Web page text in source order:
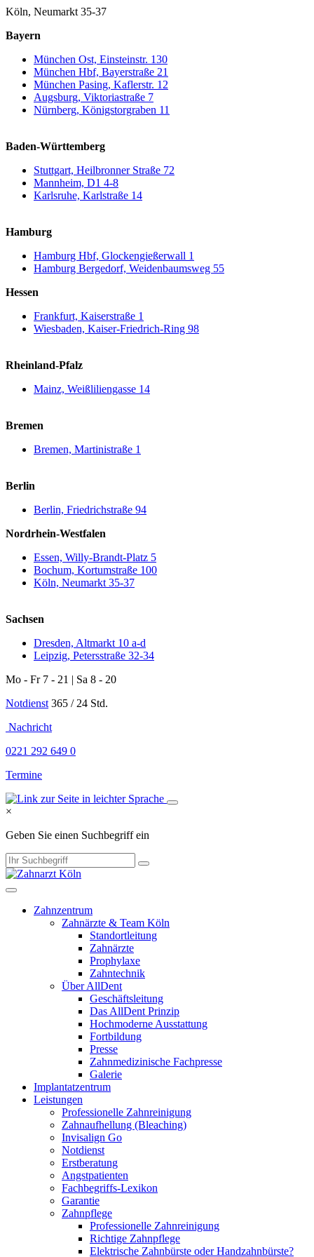
Köln, Neumarkt 35-37
Bayern
München Ost, Einsteinstr. 130
München Hbf, Bayerstraße 21
München Pasing, Kaflerstr. 12
Augsburg, Viktoriastraße 7
Nürnberg, Königstorgraben 11
Baden-Württemberg
Stuttgart, Heilbronner Straße 72
Mannheim, D1 4-8
Karlsruhe, Karlstraße 14
Hamburg
Hamburg Hbf, Glockengießerwall 1
Hamburg Bergedorf, Weidenbaumsweg 55
Hessen
Frankfurt, Kaiserstraße 1
Wiesbaden, Kaiser-Friedrich-Ring 98
Rheinland-Pfalz
Mainz, Weißliliengasse 14
Bremen
Bremen, Martinistraße 1
Berlin
Berlin, Friedrichstraße 94
Nordrhein-Westfalen
Essen, Willy-Brandt-Platz 5
Bochum, Kortumstraße 100
Köln, Neumarkt 35-37
Sachsen
Dresden, Altmarkt 10 a-d
Leipzig, Petersstraße 32-34
Mo - Fr 7 - 21 | Sa 8 - 20
Notdienst 365 / 24 Std.
Nachricht
0221 292 649 0
Termine
×
Geben Sie einen Suchbegriff ein
Zahnzentrum
Zahnärzte & Team Köln
Standortleitung
Zahnärzte
Prophylaxe
Zahntechnik
Über AllDent
Geschäftsleitung
Das AllDent Prinzip
Hochmoderne Ausstattung
Fortbildung
Presse
Zahnmedizinische Fachpresse
Galerie
Implantatzentrum
Leistungen
Professionelle Zahnreinigung
Zahnaufhellung (Bleaching)
Invisalign Go
Notdienst
Erstberatung
Angstpatienten
Fachbegriffs-Lexikon
Garantie
Zahnpflege
Professionelle Zahnreinigung
Richtige Zahnpflege
Elektrische Zahnbürste oder Handzahnbürste?